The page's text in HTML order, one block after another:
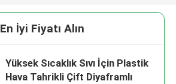
En İyi Fiyatı Alın
Yüksek Sıcaklık Sıvı İçin Plastik
Hava Tahrikli Çift Diyaframlı